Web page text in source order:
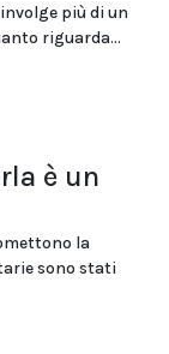
più di un
riguarda...
è un
la
sono stati